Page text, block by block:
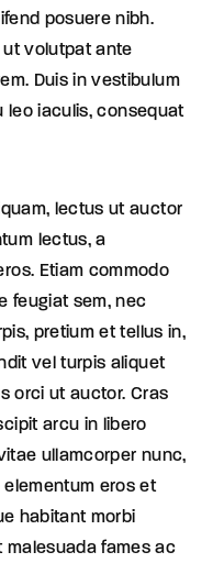
posuere nibh.
ut volutpat ante
Duis in vestibulum
leo iaculis, consequat
lectus ut auctor
lectus, a
Etiam commodo
feugiat sem, nec
pretium et tellus in,
vel turpis aliquet
orci ut auctor. Cras
arcu in libero
ullamcorper nunc,
eros et
habitant morbi
fames ac